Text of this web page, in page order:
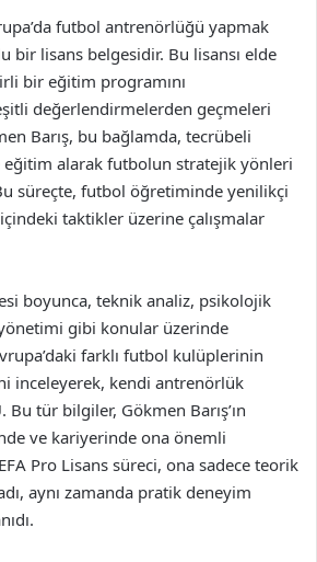
futbol antrenörlüğü yapmak
bir lisans belgesidir. Bu lisansı elde
bir eğitim programını
değerlendirmelerden geçmeleri
Barış, bu bağlamda, tecrübeli
alarak futbolun stratejik yönleri
süreçte, futbol öğretiminde yenilikçi
taktikler üzerine çalışmalar
boyunca, teknik analiz, psikolojik
gibi konular üzerinde
farklı futbol kulüplerinin
inceleyerek, kendi antrenörlük
tür bilgiler, Gökmen Barış’ın
ve kariyerinde ona önemli
Pro Lisans süreci, ona sadece teorik
aynı zamanda pratik deneyim